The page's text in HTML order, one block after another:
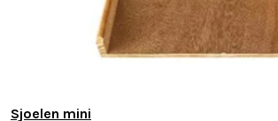
Sjoelen mini